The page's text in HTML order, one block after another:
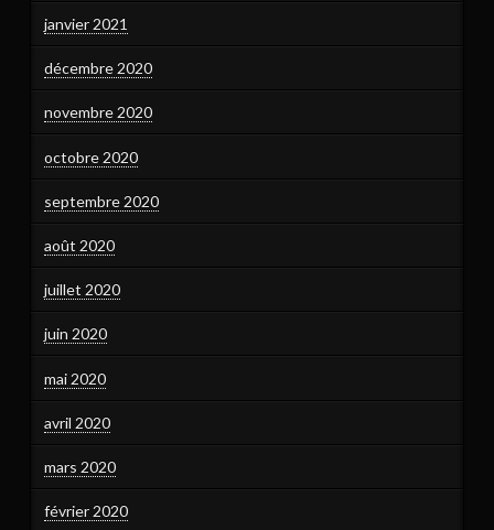
janvier 2021
décembre 2020
novembre 2020
octobre 2020
septembre 2020
août 2020
juillet 2020
juin 2020
mai 2020
avril 2020
mars 2020
février 2020